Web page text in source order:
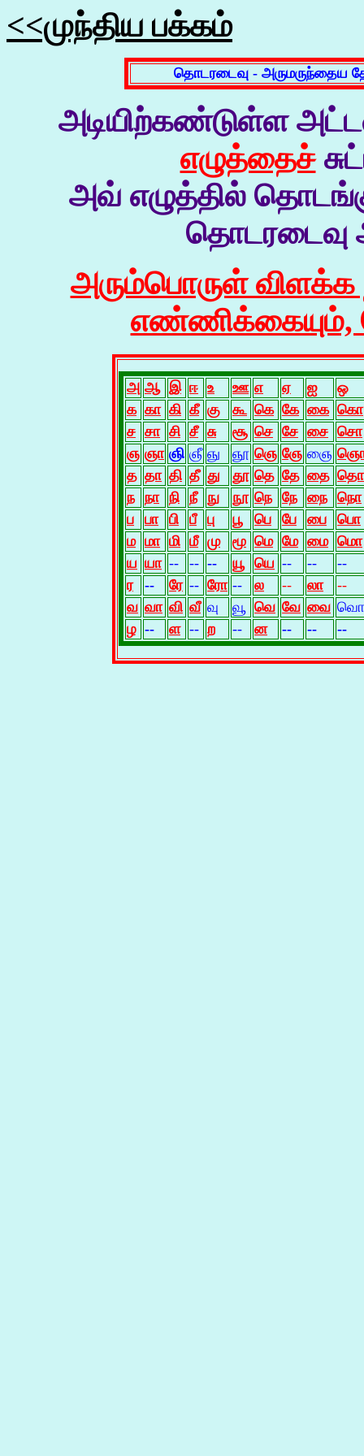
<<முந்திய பக்கம்
தொடரடைவு - அருமருந்தைய
அடியிற்கண்டுள்ள
எழுத்தைச்
அவ் எழுத்தில்
தொடரடைவு
அரும்பொருள்
எண்ணிக்கையும்,
அ ஆ இ ஈ உ ஊ எ ஏ ஐ
ஒ
க கா கி கீ கு கூ கெ கே கை கொ
ச சா சி சீ சு சூ செ சே சை சொ
ஞ ஞா ஞி ஞீ ஞு ஞூ ஞெ ஞே ஞை
த தா தி தீ து தூ தெ தே தை தொ
ந நா நி நீ நு நூ நெ நே நை நொ
ப
பா பி பீ பு பூ பெ பே பை
பொ
ம மா மி மீ மு மூ மெ மே மை மொ
ய யா -- -- -- யூ யெ -- --
--
ர
-- ரே -- ரோ -- ல -- லா
--
வ வா வி வீ வு வூ வெ வே வை வொ
ழ -- ள -- ற -- ன -- -- --